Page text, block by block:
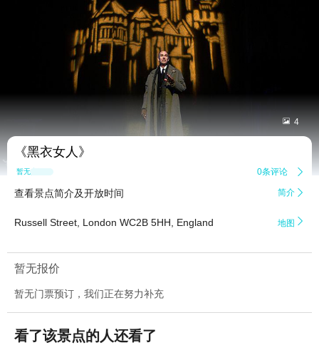
 4
《黑衣女人》
暂无点评 0条评论 
查看景点简介及开放时间 简介 
Russell Street, London WC2B 5HH, England 地图 
暂无报价
暂无门票预订，我们正在努力补充
看了该景点的人还看了